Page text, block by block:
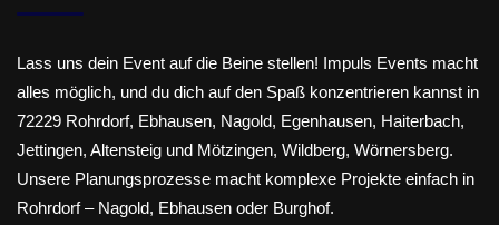
Lass uns dein Event auf die Beine stellen! Impuls Events macht
alles möglich, und du dich auf den Spaß konzentrieren kannst in
72229 Rohrdorf, Ebhausen, Nagold, Egenhausen, Haiterbach,
Jettingen, Altensteig und Mötzingen, Wildberg, Wörnersberg.
Unsere Planungsprozesse macht komplexe Projekte einfach in
Rohrdorf – Nagold, Ebhausen oder Burghof.